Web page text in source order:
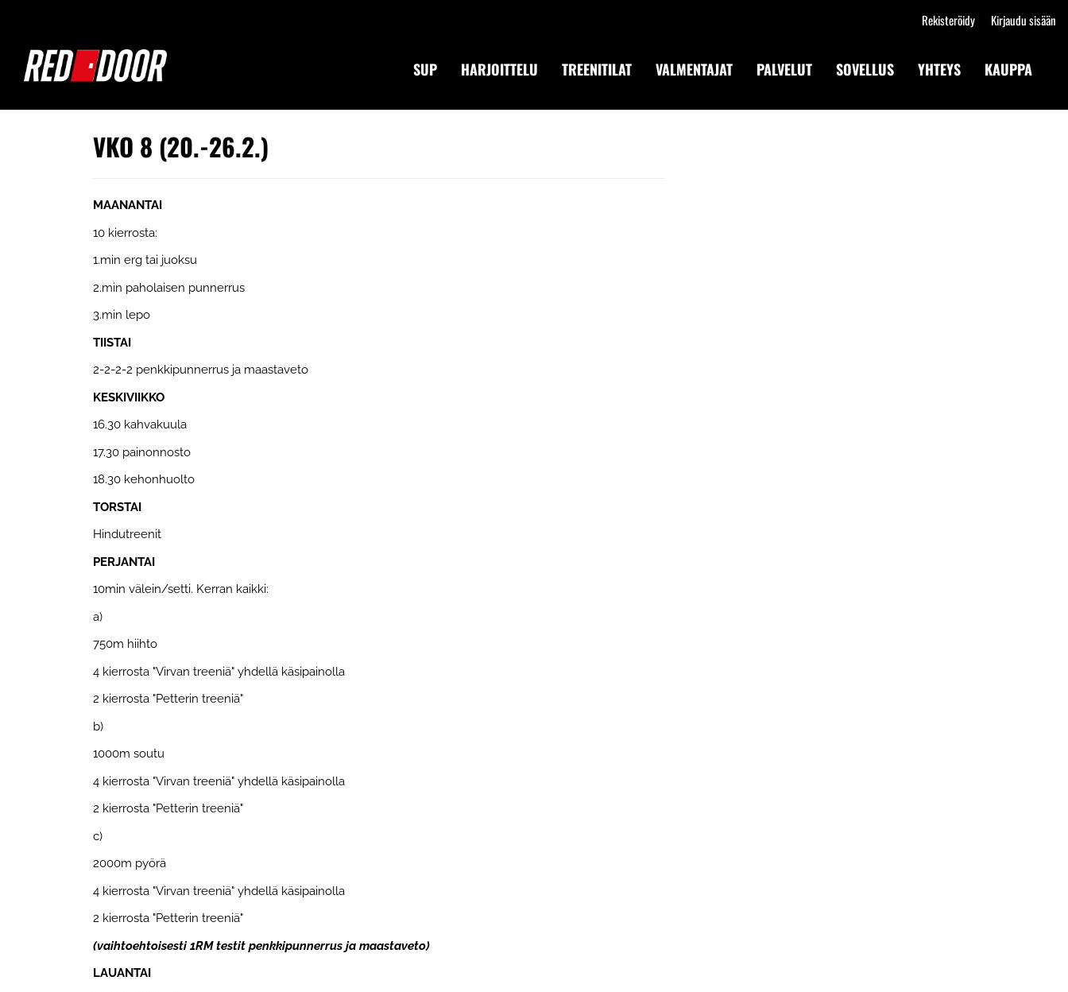
Rekisteröidy Kirjaudu sisään
SUP HARJOITTELU TREENITILAT VALMENTAJAT PALVELUT SOVELLUS YHTEYS KAUPPA
VKO 8 (20.-26.2.)
MAANANTAI
10 kierrosta:
1.min erg tai juoksu
2.min paholaisen punnerrus
3.min lepo
TIISTAI
2-2-2-2 penkkipunnerrus ja maastaveto
KESKIVIIKKO
16.30 kahvakuula
17.30 painonnosto
18.30 kehonhuolto
TORSTAI
Hindutreenit
PERJANTAI
10min välein/setti. Kerran kaikki:
a)
750m hiihto
4 kierrosta "Virvan treeniä" yhdellä käsipainolla
2 kierrosta "Petterin treeniä"
b)
1000m soutu
4 kierrosta "Virvan treeniä" yhdellä käsipainolla
2 kierrosta "Petterin treeniä"
c)
2000m pyörä
4 kierrosta "Virvan treeniä" yhdellä käsipainolla
2 kierrosta "Petterin treeniä"
(vaihtoehtoisesti 1RM testit penkkipunnerrus ja maastaveto)
LAUANTAI